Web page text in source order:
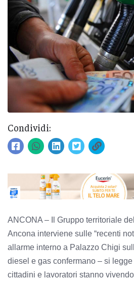
Condividi:
ANCONA – Il Gruppo territoriale
Ancona interviene sulle “recenti
allarme interno a Palazzo Chigi
diesel e gas confermano – si
cittadini e lavoratori stanno